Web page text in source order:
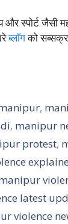
स्पोर्ट जैसी
ब्लॉगको
,
, manipur
protest,
latest
violence